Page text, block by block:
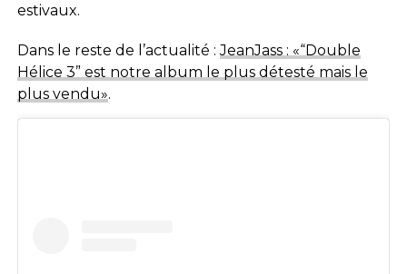
estivaux.
Dans le reste de l’actualité :JeanJass : «“Double
Hélice 3” est notre album le plus détesté mais le
plus vendu».